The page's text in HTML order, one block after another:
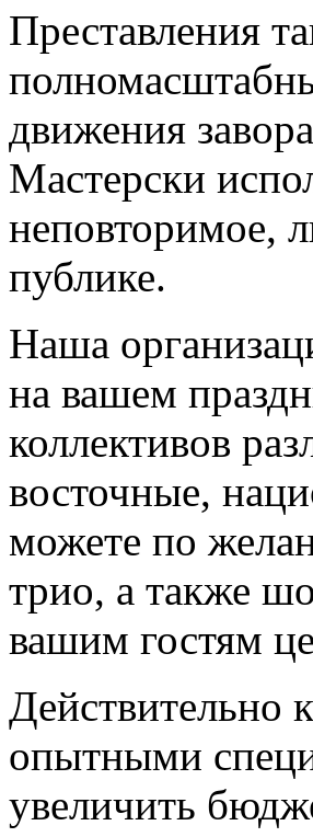
Преставления
движения
Мастерски
неповторимое,
публике.
Наша
на вашем
коллективов
восточные,
можете по
трио, а также
вашим гостям
Действительно
опытными
увеличить